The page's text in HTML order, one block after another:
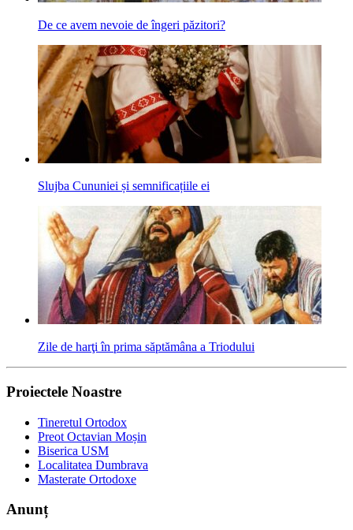
De ce avem nevoie de îngeri păzitori?
Slujba Cununiei și semnificațiile ei
Zile de harţi în prima săptămâna a Triodului
Proiectele Noastre
Tineretul Ortodox
Preot Octavian Moșin
Biserica USM
Localitatea Dumbrava
Masterate Ortodoxe
Anunț